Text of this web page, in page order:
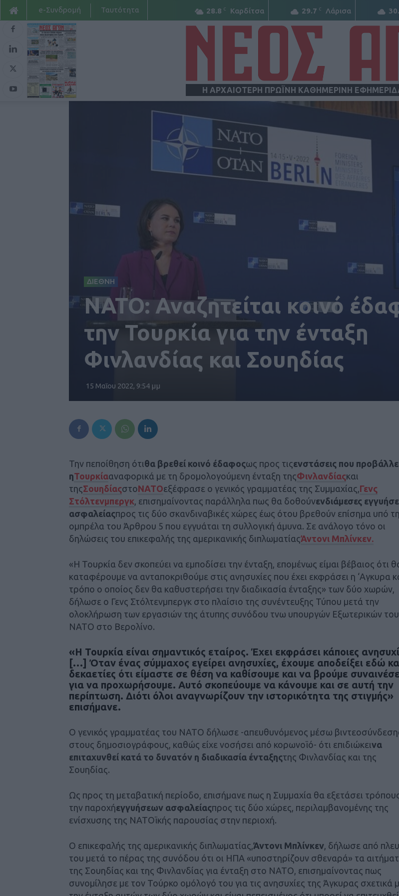
28.8 C Καρδίτσα 29.7 C Λάρισα
e-Συνδρομή Ταυτότητα
Η ΑΡΧΑΙΟΤΕΡΗ ΠΡΩΪΝΗ ΚΑΘΗΜΕΡΙΝΗ
ΑΓΩΝ
ΔΙΕΘΝΗ
ΝΑΤΟ: Αναζητείται κοινό
την Τουρκία για την ένταξη
Φινλανδίας και Σουηδίας
15 Μαΐου 2022, 9:54 μμ
Την πεποίθηση ότιθα βρεθεί κοινό έδαφοςως προς τιςενστάσεις που
ηΤουρκίααναφορικά με τη δρομολογούμενη ένταξη τηςΦινλανδίαςκαι
τηςΣουηδίαςστοΝΑΤΟεξέφρασε ο γενικός γραμματέας της Συμμαχίας, Γενς
Στόλτενμπεργκ , επισημαίνοντας παράλληλα πως θα δοθούνενδιάμεσες
ασφαλείαςπρος τις δύο σκανδιναβικές χώρες έως ότου βρεθούν επίσημα υπό
ομπρέλα του Άρθρου 5 που εγγυάται τη συλλογική άμυνα. Σε ανάλογο τόνο οι
δηλώσεις του επικεφαλής της αμερικανικής διπλωματίαςΆντονι Μπλίνκεν.
«Η Τουρκία δεν σκοπεύει να εμποδίσει την ένταξη, επομένως είμαι βέβαιος ότι
καταφέρουμε να ανταποκριθούμε στις ανησυχίες που έχει εκφράσει η ‘Αγκυρα
τρόπο ο οποίος δεν θα καθυστερήσει την διαδικασία ένταξης» των δύο χωρών,
δήλωσε ο Γενς Στόλτενμπεργκ στο πλαίσιο της συνέντευξης Τύπου μετά την
ολοκλήρωση των εργασιών της άτυπης συνόδου τνω υπουργών Εξωτερικών του
ΝΑΤΟ στο Βερολίνο.
«Η Τουρκία είναι σημαντικός εταίρος. Έχει εκφράσει κάποιες
[…] Όταν ένας σύμμαχος εγείρει ανησυχίες, έχουμε αποδείξει εδώ
δεκαετίες ότι είμαστε σε θέση να καθίσουμε και να βρούμε
για να προχωρήσουμε. Αυτό σκοπεύουμε να κάνουμε και σε αυτή την
περίπτωση. Διότι όλοι αναγνωρίζουν την ιστορικότητα της στιγμής»
επισήμανε.
Ο γενικός γραμματέας του ΝΑΤΟ δήλωσε -απευθυνόμενος μέσω
στους δημοσιογράφους, καθώς είχε νοσήσει από κορωνοϊό- ότι επιδιώκεινα
επιταχυνθεί κατά το δυνατόν η διαδικασία ένταξηςτης Φινλανδίας και της
Σουηδίας.
Ως προς τη μεταβατική περίοδο, επισήμανε πως η Συμμαχία θα εξετάσει
την παροχήεγγυήσεων ασφαλείαςπρος τις δύο χώρες, περιλαμβανομένης της
ενίσχυσης της ΝΑΤΟϊκής παρουσίας στην περιοχή.
Ο επικεφαλής της αμερικανικής διπλωματίας, Άντονι Μπλίνκεν , δήλωσε από
του μετά το πέρας της συνόδου ότι οι ΗΠΑ «υποστηρίζουν σθεναρά» τα
της Σουηδίας και της Φινλανδίας για ένταξη στο ΝΑΤΟ, επισημαίνοντας πως
συνομίλησε με τον Τούρκο ομόλογό του για τις ανησυχίες της Άγκυρας σχετικά